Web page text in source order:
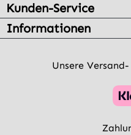
Kunden-Service
Informationen
Unsere